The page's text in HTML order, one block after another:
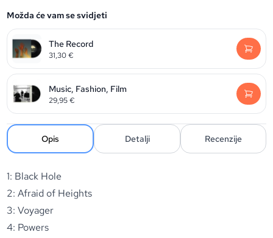
Možda će vam se svidjeti
The Record
31,30€
Music, Fashion, Film
29,95€
Opis Detalji Recenzije
1: Black Hole
2: Afraid of Heights
3: Voyager
4: Powers